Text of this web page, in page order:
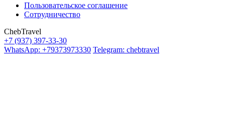
Пользовательское соглашение
Сотрудничество
ChebTravel
+7 (937) 397-33-30
WhatsApp: +79373973330 Telegram: chebtravel